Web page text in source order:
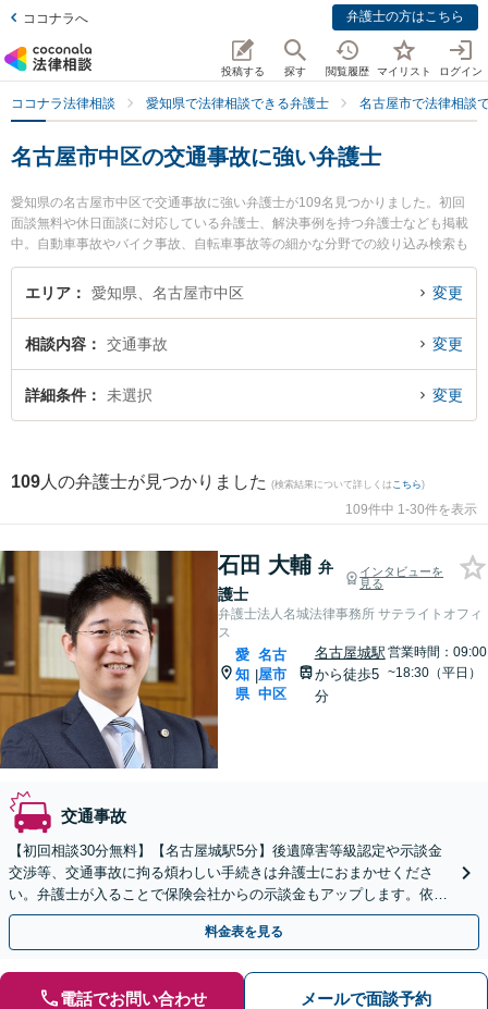
ココナラへ 弁護士の方はこちら
投稿する 探す 閲覧履歴 マイリスト ログイン
ココナラ法律相談 愛知県で法律相談できる弁護士 名古屋市で法律相談
名古屋市中区の交通事故に強い弁護士
愛知県の名古屋市中区で交通事故に強い弁護士が109名見つかりました。初回
面談無料や休日面談に対応している弁護士、解決事例を持つ弁護士なども掲載
中。自動車事故やバイク事故、自転車事故等の細かな分野での絞り込み検索も
でき便利です。特に弁護士法人名城法律事務所 サテライトオフィスの石田 大輔
弁護士や山口統平法律事務所の山口 統平弁護士、弁護士法人ALG＆Associates
ラブルを今すぐに弁護士に相談したい』『交通事故のトラブル解決の実績豊富
な近くの弁護士を検索したい』『初回相談無料で交通事故を法律相談できる名
古屋市中区内の弁護士に相談予約したい』などでお困りの相談者さんにおすす
エリア 愛知県、名古屋市中区 変更
相談内容 交通事故 変更
詳細条件 未選択 変更
109 人の弁護士が見つかりました (検索結果について詳しくは こちら)
109件中 1-30件を表示
石田 大輔 弁
護士
インタビューを
見る
弁護士法人名城法律事務所 サテライトオフィ
ス
愛
知
県
|
名古
屋市
中区
名古屋城駅
から徒歩5
分
営業時間：09:00
~18:30（平日）
交通事故
【初回相談30分無料】【名古屋城駅5分】後遺障害等級認定や示談金
交渉等、交通事故に拘る煩わしい手続きは弁護士におまかせくださ
い。弁護士が入ることで保険会社からの示談金もアップします。依頼
者様は心身の回復にどうぞご専念ください。
料金表を見る
電話でお問い合わせ メールで面談予約